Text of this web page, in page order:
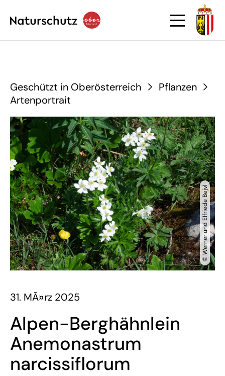
Geschützt in Oberösterreich
Pflanzen
Artenportrait
© Werner und Elfriede Bejvl
31. MÃ¤rz 2025
Alpen-Berghähnlein
Anemonastrum
narcissiflorum